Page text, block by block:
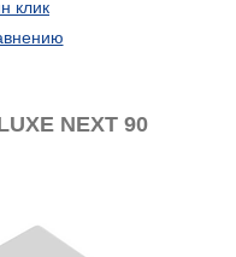
клик
NEXT 90